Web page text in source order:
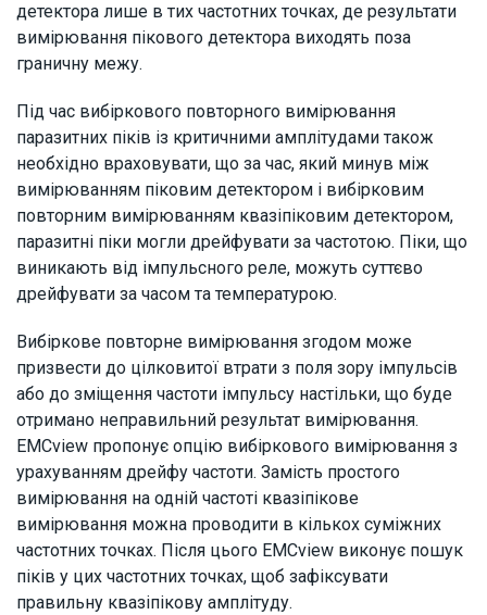
детектора лише в тих частотних точках, де результати
вимірювання пікового детектора виходять поза
граничну межу.
Під час вибіркового повторного вимірювання
паразитних піків із критичними амплітудами також
необхідно враховувати, що за час, який минув між
вимірюванням піковим детектором і вибірковим
повторним вимірюванням квазіпіковим детектором,
паразитні піки могли дрейфувати за частотою. Піки, що
виникають від імпульсного реле, можуть суттєво
дрейфувати за часом та температурою.
Вибіркове повторне вимірювання згодом може
призвести до цілковитої втрати з поля зору імпульсів
або до зміщення частоти імпульсу настільки, що буде
отримано неправильний результат вимірювання.
EMCview пропонує опцію вибіркового вимірювання з
урахуванням дрейфу частоти. Замість простого
вимірювання на одній частоті квазіпікове
вимірювання можна проводити в кількох суміжних
частотних точках. Після цього EMCview виконує пошук
піків у цих частотних точках, щоб зафіксувати
правильну квазіпікову амплітуду.